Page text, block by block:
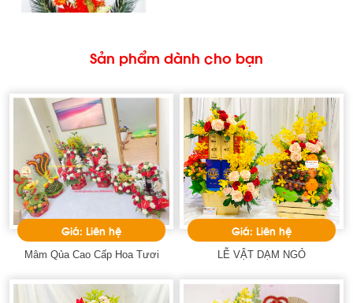
Sản phẩm dành cho bạn
Giá: Liên hệ
Mâm Qủa Cao Cấp Hoa Tươi
Giá: Liên hệ
LỄ VẬT DẠM NGỎ